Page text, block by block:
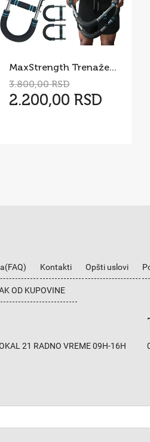
MaxStrength Trenažer za Jačanje Celog Tela
3.800,00 RSD
2.200,00 RSD
Kontakti Opšti uslovi
OD KUPOVINE
21 RADNO VREME 09H-16H